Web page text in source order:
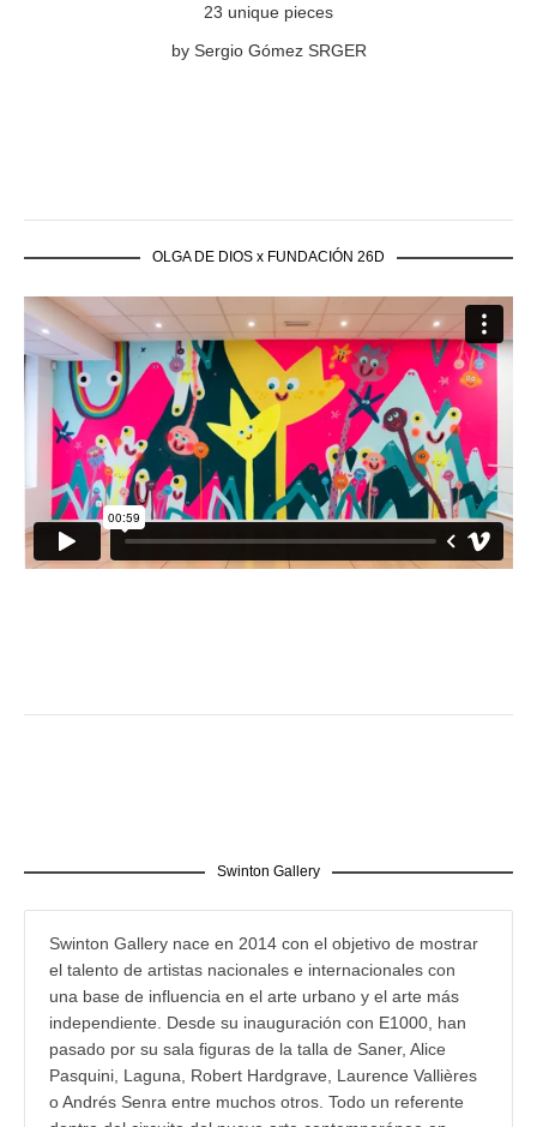
23 unique pieces
by Sergio Gómez SRGER
OLGA DE DIOS x FUNDACIÓN 26D
Swinton Gallery
Swinton Gallery nace en 2014 con el objetivo de mostrar
el talento de artistas nacionales e internacionales con
una base de influencia en el arte urbano y el arte más
independiente. Desde su inauguración con E1000, han
pasado por su sala figuras de la talla de Saner, Alice
Pasquini, Laguna, Robert Hardgrave, Laurence Vallières
o Andrés Senra entre muchos otros. Todo un referente